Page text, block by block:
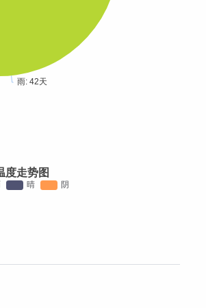
度走势图